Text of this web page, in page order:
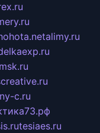
alimy.ru
c.ru
tesiaes.ru